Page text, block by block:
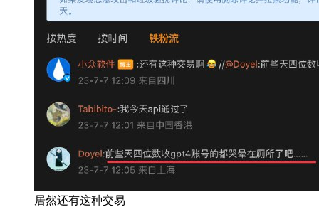
居然还有这种交易